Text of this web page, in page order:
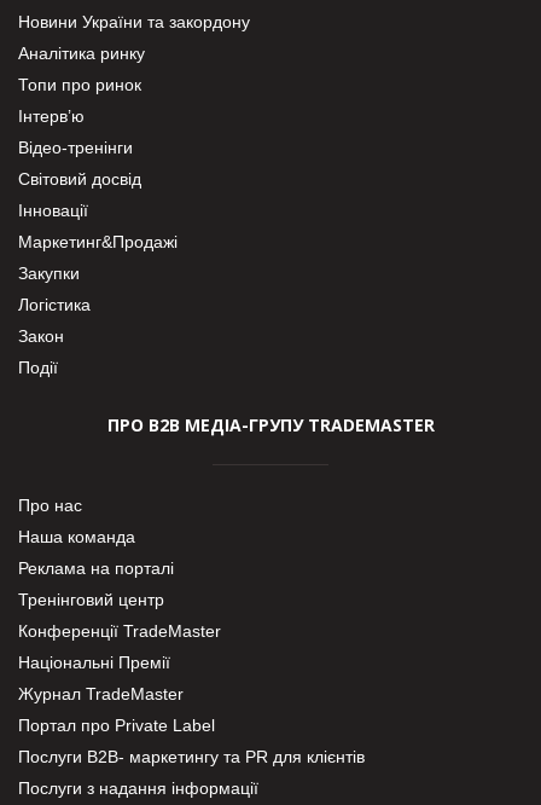
Новини України та закордону
Аналітика ринку
Топи про ринок
Інтерв’ю
Відео-тренінги
Світовий досвід
Інновації
Маркетинг&Продажі
Закупки
Логістика
Закон
Події
ПРО В2В МЕДІА-ГРУПУ TRADEMASTER
Про нас
Наша команда
Реклама на порталі
Тренінговий центр
Конференції TradeMaster
Національні Премії
Журнал TradeMaster
Портал про Private Label
Послуги В2В- маркетингу та PR для клієнтів
Послуги з надання інформації